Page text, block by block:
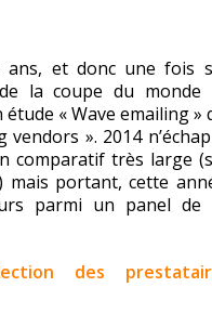
ans, et donc une fois
la coupe du monde
« Wave emailing »
». 2014
comparatif très large
mais portant, cette
parmi un panel de
des